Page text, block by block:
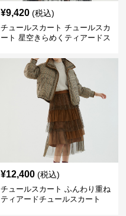
¥9,420 (税込)
チュールスカート チュールスカ
ート 星空きらめくティアードス
¥12,400 (税込)
チュールスカート ふんわり重ね
ティアードチュールスカート